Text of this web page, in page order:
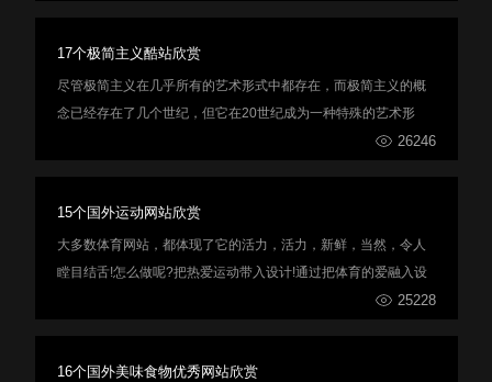
17个极简主义酷站欣赏
尽管极简主义在几乎所有的艺术形式中都存在，而极简主义的概
念已经存在了几个世纪，但它在20世纪成为一种特殊的艺术形
式。从那时起，就像复古或复古设计一样，它从来没有进入或走
26246
15个国外运动网站欣赏
大多数体育网站，都体现了它的活力，活力，新鲜，当然，令人
瞠目结舌!怎么做呢?把热爱运动带入设计!通过把体育的爱融入设
计！运动是充满活力和行动的，所以记住不要遵循常规的风格，
25228
16个国外美味食物优秀网站欣赏